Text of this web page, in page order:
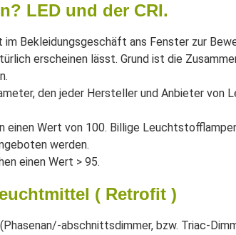
LED und der CRI.
im Bekleidungsgeschäft ans Fenster zur
erscheinen lässt. Grund ist die
den jeder Hersteller und Anbieter von
einen Wert von 100. Billige
werden.
einen Wert > 95.
( Retrofit )
abschnittsdimmer, bzw. Triac-